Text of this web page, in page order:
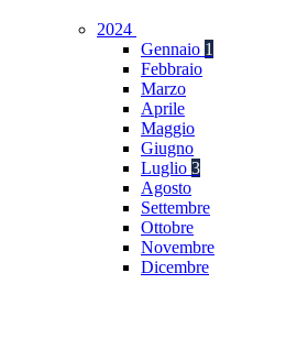
2024
Gennaio 1
Febbraio
Marzo
Aprile
Maggio
Giugno
Luglio 3
Agosto
Settembre
Ottobre
Novembre
Dicembre